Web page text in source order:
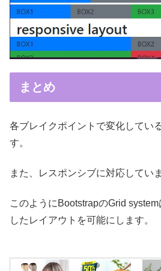
まとめ
各ブレイクポイントで変化してい
す。
また、レスポンシブに対応していま
このようにBootstrapのGrid
したレイアウトを可能にします。